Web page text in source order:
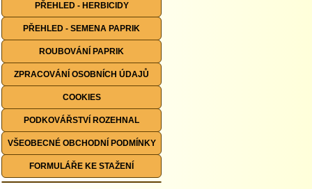
PŘEHLED - HERBICIDY
PŘEHLED - SEMENA PAPRIK
ROUBOVÁNÍ PAPRIK
ZPRACOVÁNÍ OSOBNÍCH ÚDAJŮ
COOKIES
PODKOVÁŘSTVÍ ROZEHNAL
VŠEOBECNÉ OBCHODNÍ PODMÍNKY
FORMULÁŘE KE STAŽENÍ